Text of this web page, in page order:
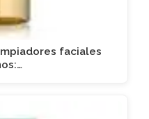
faciales